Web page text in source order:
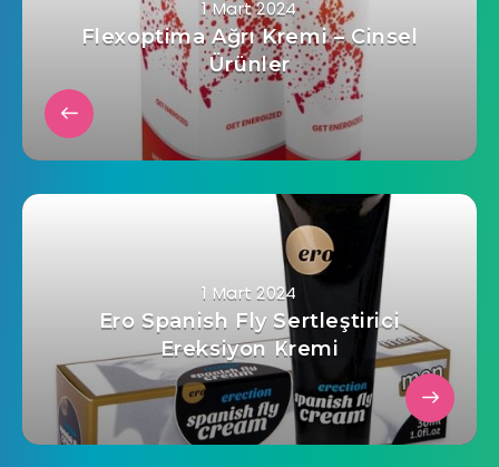
1 Mart 2024
Flexoptima Ağrı Kremi – Cinsel
Ürünler
1 Mart 2024
Ero Spanish Fly Sertleştirici
Ereksiyon Kremi